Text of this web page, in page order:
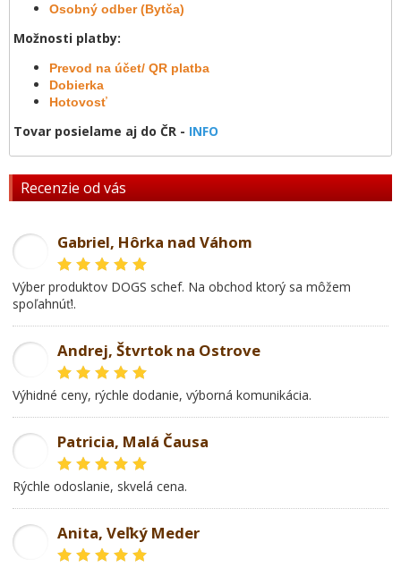
Osobný odber (Bytča)
Možnosti platby:
Prevod na účet/ QR platba
Dobierka
Hotovosť
Tovar posielame aj do ČR - INFO
Recenzie od vás
Gabriel, Hôrka nad Váhom
Výber produktov DOGS schef. Na obchod ktorý sa môžem
spoľahnúť!.
Andrej, Štvrtok na Ostrove
Výhidné ceny, rýchle dodanie, výborná komunikácia.
Patricia, Malá Čausa
rýchle odoslanie, skvelá cena.
Anita, Veľký Meder